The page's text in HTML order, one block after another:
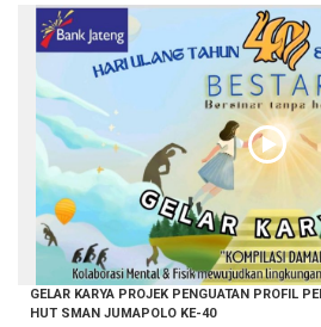
GELAR KARYA PROJEK PENGUATAN PROFIL
HUT SMAN JUMAPOLO KE-40